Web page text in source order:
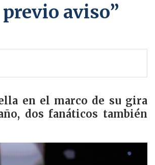
aviso”
en el marco de su gira
dos fanáticos también